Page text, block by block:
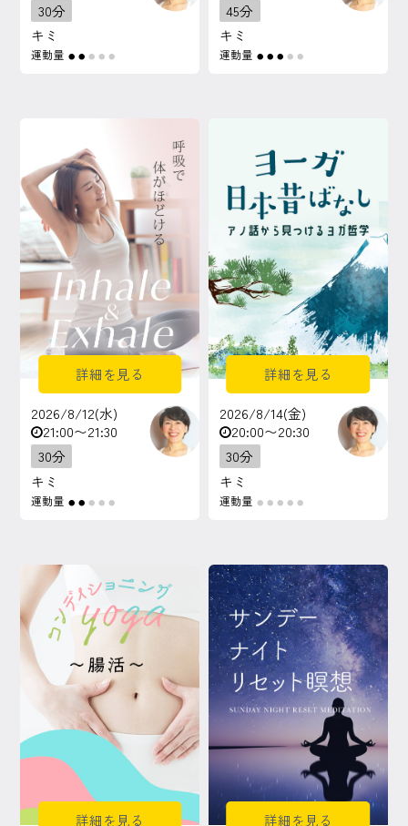
30分
キミ
運動量 ● ● ● ● ●
45分
キミ
運動量 ● ● ● ● ●
詳細を見る
2026/8/12(水)
21:00〜21:30
30分
キミ
運動量 ● ● ● ● ●
詳細を見る
2026/8/14(金)
20:00〜20:30
30分
キミ
運動量 ● ● ● ● ●
詳細を見る 詳細を見る